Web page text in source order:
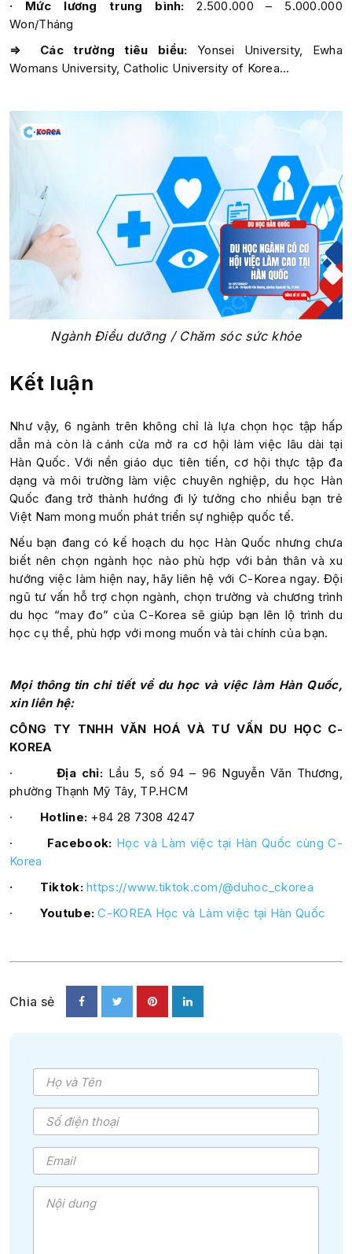
· Mức lương trung bình: 2.500.000 – 5.000.000
Won/Tháng
⇒ Các trường tiêu biểu: Yonsei University, Ewha
Womans University, Catholic University of Korea…
Ngành Điều dưỡng / Chăm sóc sức khỏe
Kết luận
Như vậy, 6 ngành trên không chỉ là lựa chọn học tập hấp
dẫn mà còn là cánh cửa mở ra cơ hội làm việc lâu dài tại
Hàn Quốc. Với nền giáo dục tiên tiến, cơ hội thực tập đa
dạng và môi trường làm việc chuyên nghiệp, du học Hàn
Quốc đang trở thành hướng đi lý tưởng cho nhiều bạn trẻ
Việt Nam mong muốn phát triển sự nghiệp quốc tế.
Nếu bạn đang có kế hoạch du học Hàn Quốc nhưng chưa
biết nên chọn ngành học nào phù hợp với bản thân và xu
hướng việc làm hiện nay, hãy liên hệ với C-Korea ngay. Đội
ngũ tư vấn hỗ trợ chọn ngành, chọn trường và chương trình
du học “may đo” của C-Korea sẽ giúp bạn lên lộ trình du
học cụ thể, phù hợp với mong muốn và tài chính của bạn.
Mọi thông tin chi tiết về du học và việc làm Hàn Quốc,
xin liên hệ:
CÔNG TY TNHH VĂN HOÁ VÀ TƯ VẤN DU HỌC C-
KOREA
· Địa chỉ: Lầu 5, số 94 – 96 Nguyễn Văn Thương,
phường Thạnh Mỹ Tây, TP.HCM
·
Hotline: +84 28 7308 4247
·
Facebook: Học và Làm việc tại Hàn Quốc cùng C-
Korea
· Tiktok: https://www.tiktok.com/@duhoc_ckorea
· Youtube:C-KOREA Học và Làm việc tại Hàn Quốc
Chia sẻ